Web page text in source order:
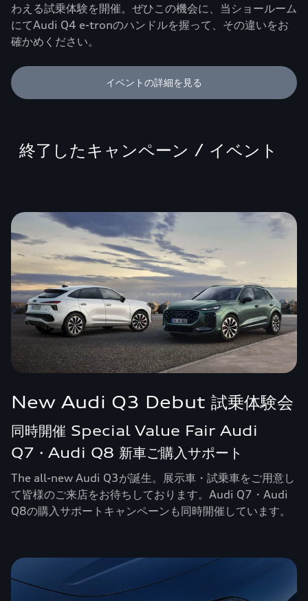
わえる試乗体験を開催。ぜひこの機会に、当ショールーム
にてAudi Q4 e-tronのハンドルを握って、その違いをお
確かめください。
イベントの詳細を見る
終了したキャンペーン / イベント
New Audi Q3 Debut 試乗体験会
同時開催 Special Value Fair Audi
Q7・Audi Q8 新車ご購入サポート
The all-new Audi Q3が誕生。展示車・試乗車をご用意し
て皆様のご来店をお待ちしております。Audi Q7・Audi
Q8の購入サポートキャンペーンも同時開催しています。